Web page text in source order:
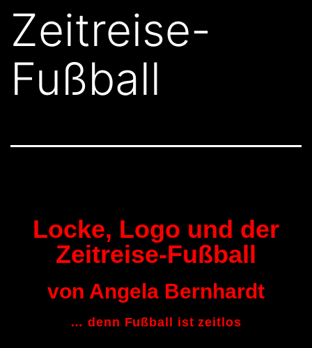
Zeitreise-
Fußball
Locke, Logo und der
Zeitreise-Fußball
von Angela Bernhardt
… denn Fußball ist zeitlos